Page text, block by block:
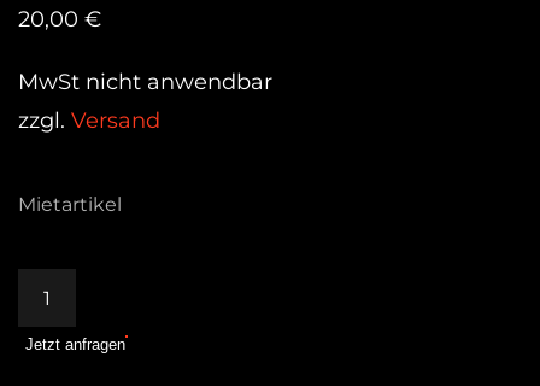
20,00 €
MwSt nicht anwendbar
zzgl. Versand
Mietartikel
Menge
Jetzt anfragen